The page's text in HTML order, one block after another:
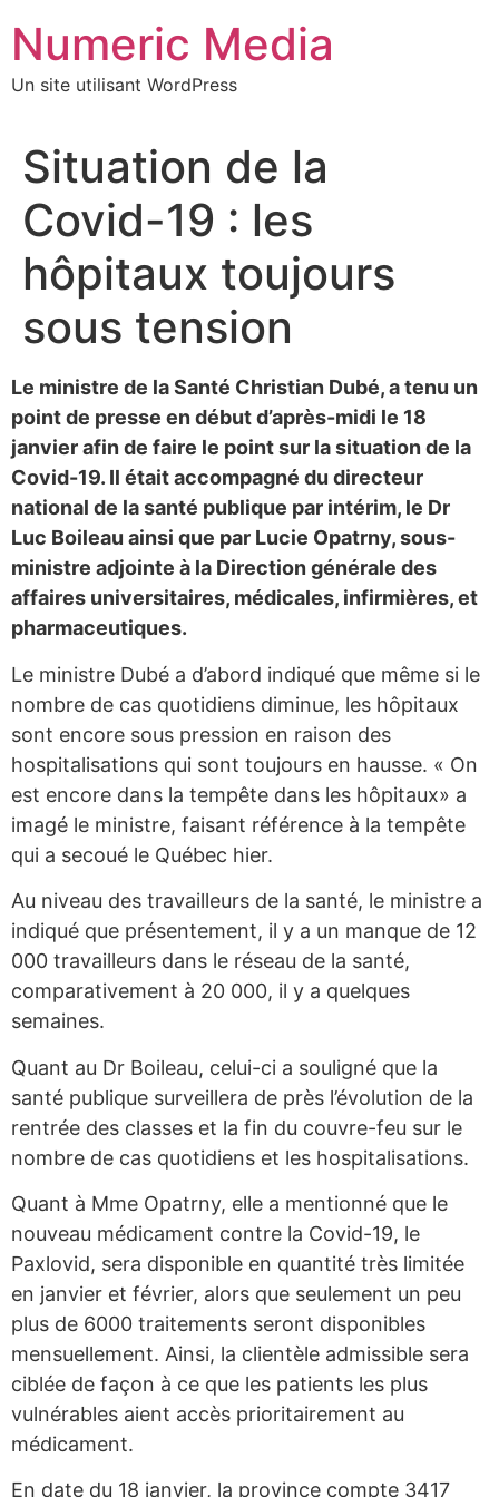
contenu
Numeric Media
Un site utilisant WordPress
Situation de la
Covid-19 : les
hôpitaux toujours
sous tension
Le ministre de la Santé Christian Dubé, a tenu un
point de presse en début d’après-midi le 18
janvier afin de faire le point sur la situation de la
Covid-19. Il était accompagné du directeur
national de la santé publique par intérim, le Dr
Luc Boileau ainsi que par Lucie Opatrny, sous-
ministre adjointe à la Direction générale des
affaires universitaires, médicales, infirmières, et
pharmaceutiques.
Le ministre Dubé a d’abord indiqué que même si le
nombre de cas quotidiens diminue, les hôpitaux
sont encore sous pression en raison des
hospitalisations qui sont toujours en hausse. « On
est encore dans la tempête dans les hôpitaux» a
imagé le ministre, faisant référence à la tempête
qui a secoué le Québec hier.
Au niveau des travailleurs de la santé, le ministre a
indiqué que présentement, il y a un manque de 12
000 travailleurs dans le réseau de la santé,
comparativement à 20 000, il y a quelques
semaines.
Quant au Dr Boileau, celui-ci a souligné que la
santé publique surveillera de près l’évolution de la
rentrée des classes et la fin du couvre-feu sur le
nombre de cas quotidiens et les hospitalisations.
Quant à Mme Opatrny, elle a mentionné que le
nouveau médicament contre la Covid-19, le
Paxlovid, sera disponible en quantité très limitée
en janvier et février, alors que seulement un peu
plus de 6000 traitements seront disponibles
mensuellement. Ainsi, la clientèle admissible sera
ciblée de façon à ce que les patients les plus
vulnérables aient accès prioritairement au
médicament.
En date du 18 janvier, la province compte 3417